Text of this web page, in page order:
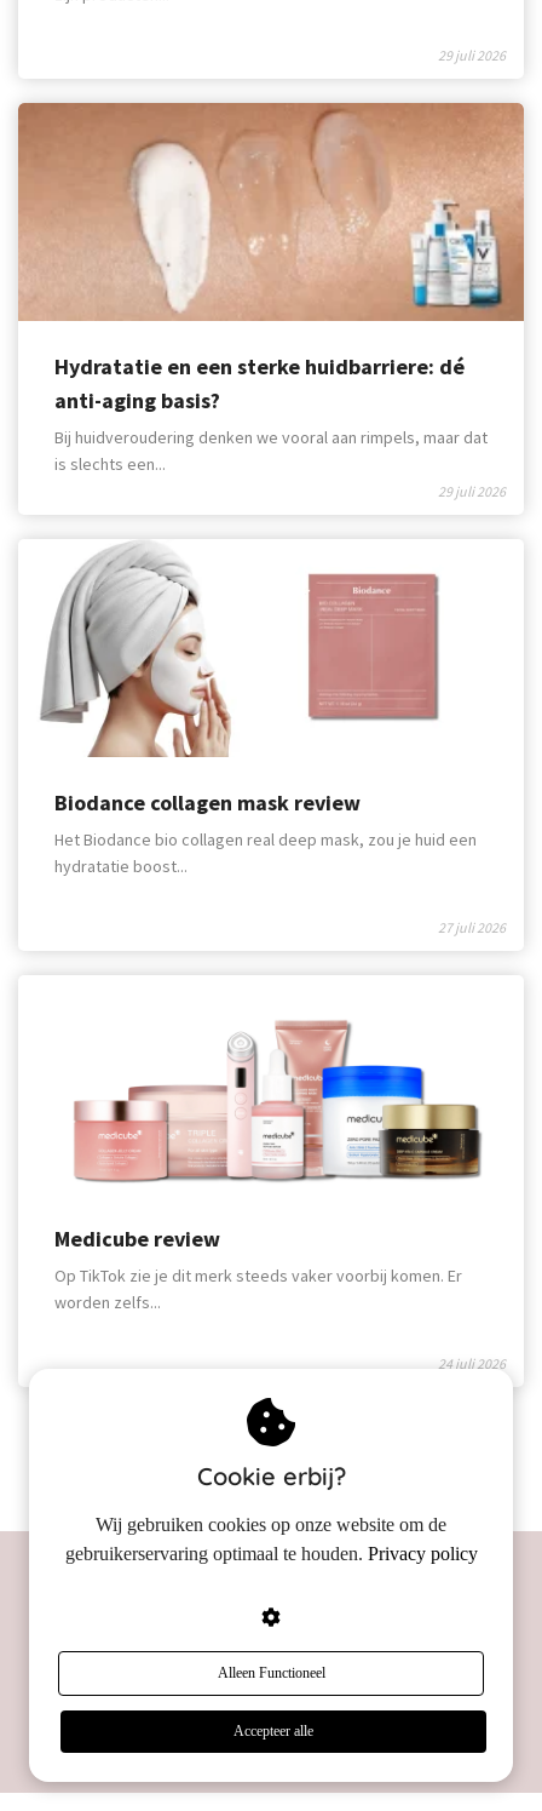
29 juli 2026
Hydratatie en een sterke huidbarriere: dé
anti-aging basis?
29 juli 2026
Bij huidveroudering denken we vooral aan rimpels, maar dat
is slechts een...
Biodance collagen mask review
27 juli 2026
Het Biodance bio collagen real deep mask, zou je huid een
hydratatie boost...
Medicube review
24 juli 2026
Op TikTok zie je dit merk steeds vaker voorbij komen. Er
worden zelfs...
Meer lezen
huidklacht?
Vind je productadvies
Cookie erbij?
Wij gebruiken cookies op onze website om de
gebruikerservaring optimaal te houden. Privacy policy
Alleen Functioneel
Accepteer alle